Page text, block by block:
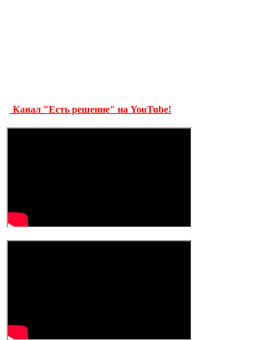
Канал "Есть решение" на YouTube!